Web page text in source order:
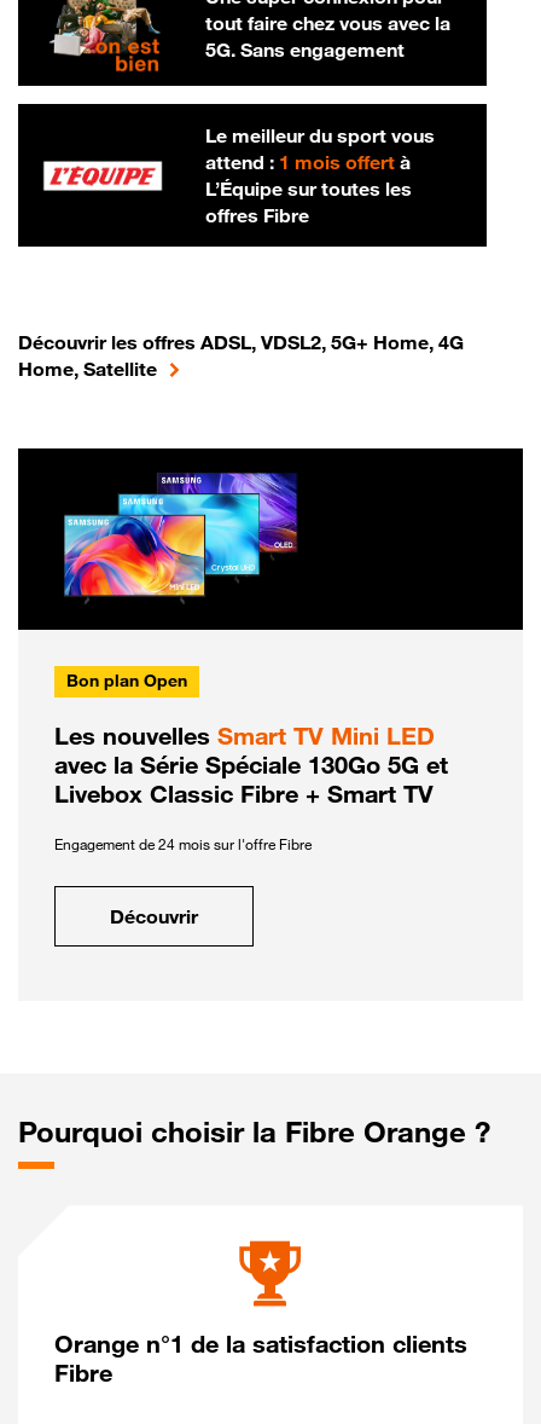
tout faire chez vous avec la
5G. Sans engagement
Le meilleur du sport vous
attend : 1 mois offertà
L’Équipe sur toutes les
offres Fibre
Découvrir les offres ADSL, VDSL2, 5G+ Home, 4G
Home, Satellite
Bon plan Open
Les nouvelles Smart TV Mini LED
avec la Série Spéciale 130Go 5G et
Livebox Classic Fibre + Smart TV
Engagement de 24 mois sur l'offre Fibre
Découvrir
Pourquoi choisir la Fibre Orange ?
Orange n°1 de la satisfaction clients
Fibre